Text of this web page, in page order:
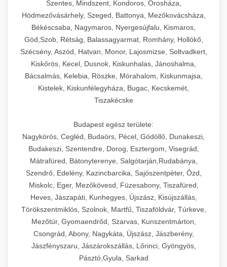
Szentes, Mindszent, Kondoros, Orosháza,
Hódmezővásárhely, Szeged, Battonya, Mezőkovácsháza,
Békéscsaba, Nagymaros, Nyergesújfalu, Kismaros,
Göd,Szob, Rétság, Balassagyarmat, Romhány, Hollókő,
Szécsény, Aszód, Hatvan, Monor, Lajosmizse, Soltvadkert,
Kiskőrös, Kecel, Dusnok, Kiskunhalas, Jánoshalma,
Bácsalmás, Kelebia, Röszke, Mórahalom, Kiskunmajsa,
Kistelek, Kiskunfélegyháza, Bugac, Kecskemét,
Tiszakécske
Budapest egész területe:
Nagykörös, Cegléd, Budaörs, Pécel, Gödöllő, Dunakeszi,
Budakeszi, Szentendre, Dorog, Esztergom, Visegrád,
Mátrafüred, Bátonyterenye, Salgótarján,Rudabánya,
Szendrő, Edelény, Kazincbarcika, Sajószentpéter, Ózd,
Miskolc, Eger, Mezőkövesd, Füzesabony, Tiszafüred,
Heves, Jászapáti, Kunhegyes, Újszász, Kisújszállás,
Törökszentmiklós, Szolnok, Martfű, Tiszaföldvár, Túrkeve,
Mezőtúr, Gyomaendrőd, Szarvas, Kunszentmárton,
Csongrád, Abony, Nagykáta, Újszász, Jászberény,
Jászfényszaru, Jászárokszállás, Lőrinci, Gyöngyös,
Pásztó,Gyula, Sarkad